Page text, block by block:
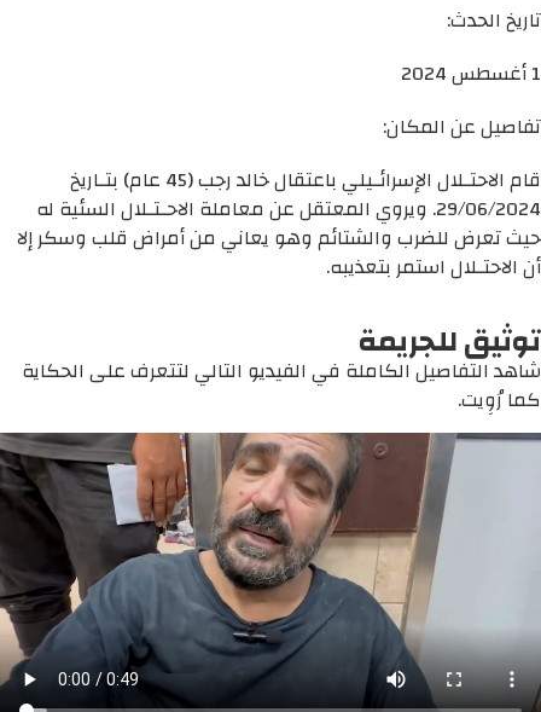
تاريخ الحدث:
1 أغسطس 2024
تفاصيل عن المكان:
قام الاحتـلال الإسرائـيلي باعتقال خالد رجب (45 عام) بتـاريخ
29/06/2024. ويروي المعتقل عن معاملة الاحـتـلال السئية له
حيث تعرض للضرب والشتائم وهو يعاني من أمراض قلب وسكر إلا
أن الاحتـلال استمر بتعذيبه.
توثيق للجريمة
شاهد التفاصيل الكاملة في الفيديو التالي لتتعرف على الحكاية
كما رُوِيت.